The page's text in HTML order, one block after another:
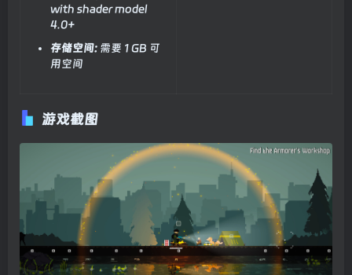
with shader model
4.0+
存储空间: 需要 1 GB 可
用空间
游戏截图